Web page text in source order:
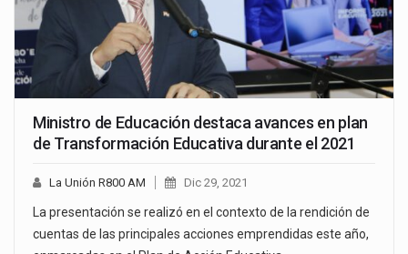
Ministro de Educación destaca avances en plan
de Transformación Educativa durante el 2021
La Unión R800 AM Dic 29, 2021
La presentación se realizó en el contexto de la rendición de
cuentas de las principales acciones emprendidas este año,